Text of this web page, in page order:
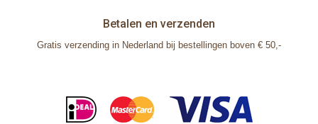
Betalen en verzenden
Gratis verzending in Nederland bij bestellingen boven € 50,-